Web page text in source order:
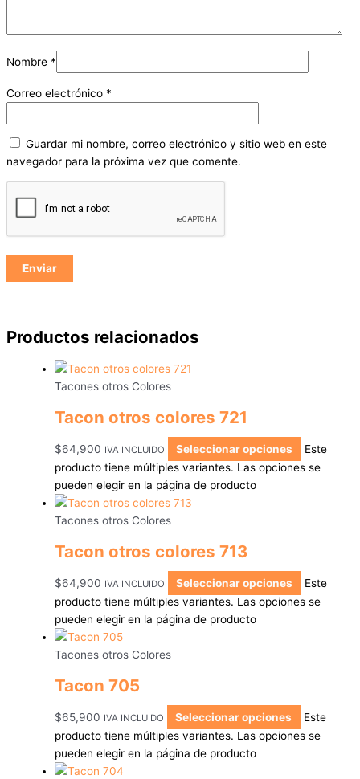
Nombre *
Correo electrónico *
Guardar mi nombre, correo electrónico y sitio web en este
navegador para la próxima vez que comente.
Productos relacionados
Tacones otros Colores
Tacon otros colores 721
$64,900 IVA INCLUIDO Seleccionar opciones
Este
producto tiene múltiples variantes. Las opciones se
pueden elegir en la página de producto
Tacones otros Colores
Tacon otros colores 713
$64,900 IVA INCLUIDO Seleccionar opciones
Este
producto tiene múltiples variantes. Las opciones se
pueden elegir en la página de producto
Tacones otros Colores
Tacon 705
$65,900 IVA INCLUIDO Seleccionar opciones
Este
producto tiene múltiples variantes. Las opciones se
pueden elegir en la página de producto